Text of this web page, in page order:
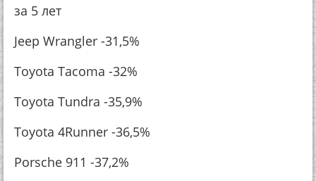
за 5 лет
Jeep Wrangler -31,5%
Toyota Tacoma -32%
Toyota Tundra -35,9%
Toyota 4Runner -36,5%
Porsche 911 -37,2%